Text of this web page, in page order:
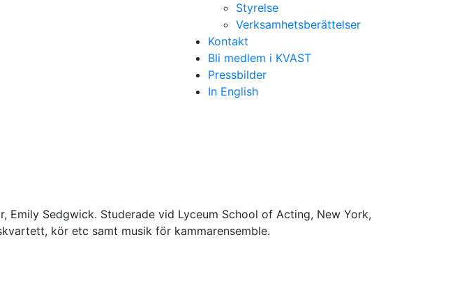
Styrelse
Verksamhetsberättelser
Kontakt
Bli medlem i KVAST
Pressbilder
In English
Sedgwick. Studerade vid Lyceum School of Acting, New York,
kör etc samt musik för kammarensemble.